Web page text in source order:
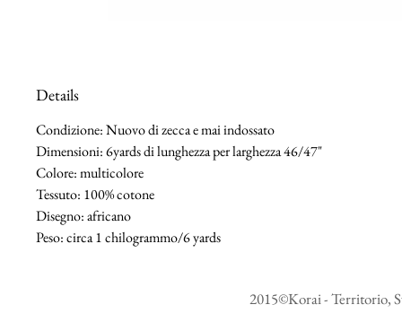
Details
Condizione: Nuovo di zecca e mai indossato
Dimensioni: 6yards di lunghezza per larghezza 46/47"
Colore: multicolore
Tessuto: 100% cotone
Disegno: africano
Peso: circa 1 chilogrammo/6 yards
2015©Korai - Territorio,